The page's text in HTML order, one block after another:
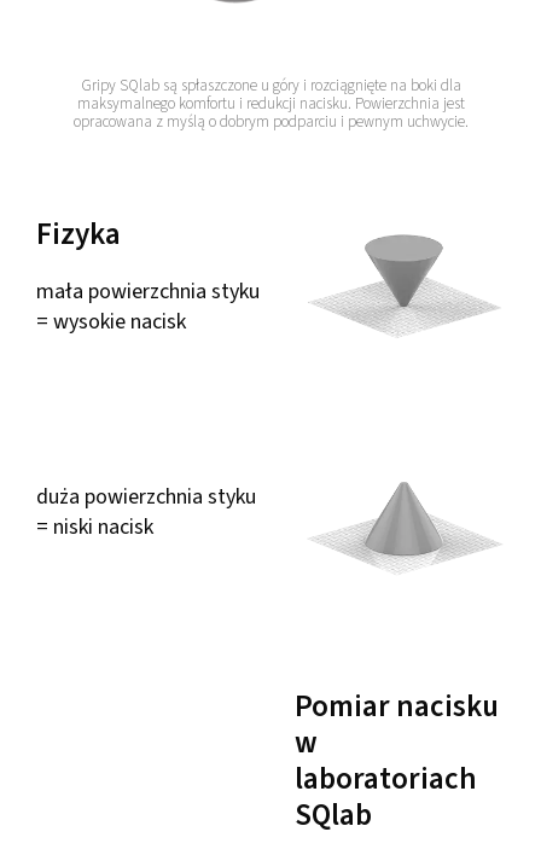
Gripy SQlab są spłaszczone u góry i rozciągnięte na boki dla
maksymalnego komfortu i redukcji nacisku. Powierzchnia jest
opracowana z myślą o dobrym podparciu i pewnym uchwycie.
Fizyka
mała powierzchnia styku
= wysokie nacisk
duża powierzchnia styku
= niski nacisk
Pomiar nacisku
w
laboratoriach
SQlab